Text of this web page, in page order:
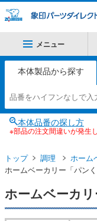
メニュー
本体製品から探す
本体品番の探し方
※部品の注文間違いが発生
トップ 調理
ホーム
ホームベーカリー「パンく
ホームベーカリ